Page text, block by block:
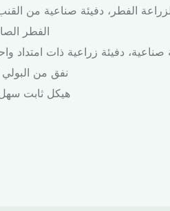
الفطر، دفيئة صناعية من
الفطر
صناعية، دفيئة زراعية ذات امتداد
نفق من البولي
هيكل ثابت سهل